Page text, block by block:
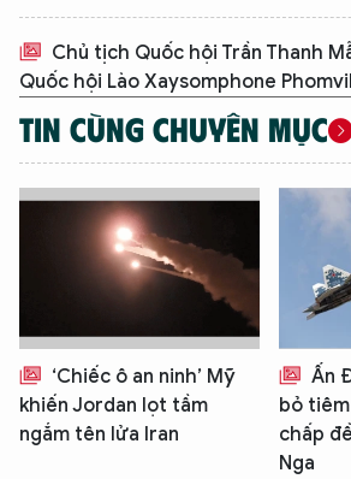
Chủ tịch Quốc hội Trần Thanh
Quốc hội Lào Xaysomphone
TIN CÙNG CHUYÊN MỤC
‘Chiếc ô an ninh’ Mỹ
khiến Jordan lọt tầm
ngắm tên lửa Iran
Ấn
bỏ
chấp
Nga